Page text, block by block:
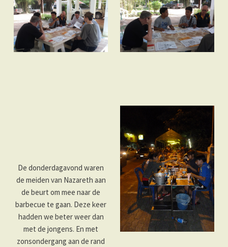
De donderdagavond waren
de meiden van Nazareth aan
de beurt om mee naar de
barbecue te gaan. Deze keer
hadden we beter weer dan
met de jongens. En met
zonsondergang aan de rand